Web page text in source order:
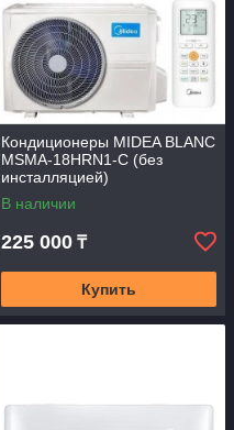
Кондиционеры MIDEA BLANC
MSMA-18HRN1-С (без
инсталляцией)
В наличии
225 000 ₸
Купить